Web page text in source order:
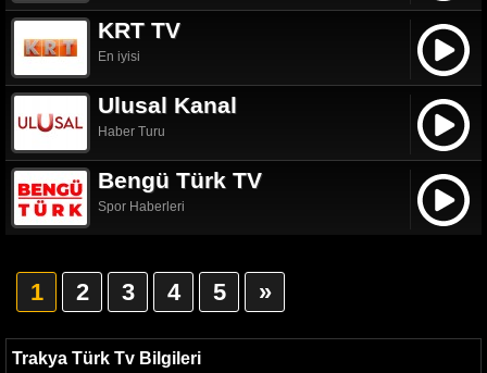
KRT TV
En iyisi
Ulusal Kanal
Haber Turu
Bengü Türk TV
Spor Haberleri
1 2 3 4 5 »
Trakya Türk Tv Bilgileri